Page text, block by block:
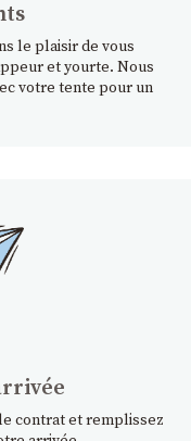
le plaisir de vous
et yourte. Nous
votre tente pour un
contrat et remplissez